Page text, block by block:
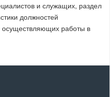
и служащих, раздел
должностей
осуществляющих работы в